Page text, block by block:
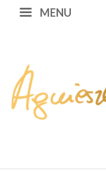
MENU